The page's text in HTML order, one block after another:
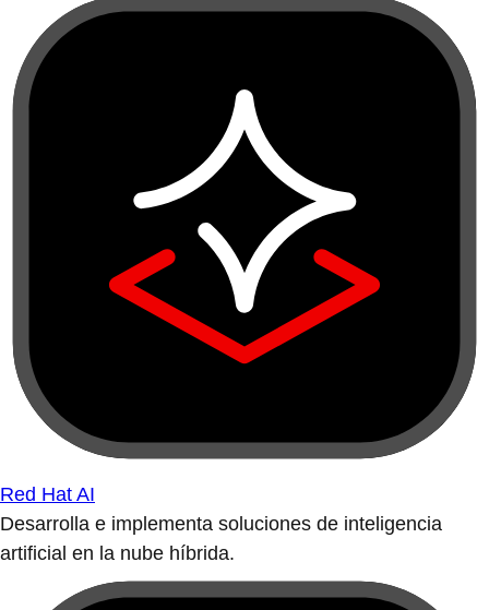
Red Hat AI
Desarrolla e implementa soluciones de inteligencia
artificial en la nube híbrida.